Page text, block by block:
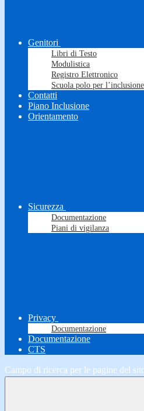
Genitori
Libri di Testo
Modulistica
Registro Elettronico
Scuola polo per l’inclusione
Contatti
Piano Inclusione
Orientamento
Sicurezza
Documentazione
Piani di vigilanza
Privacy
Documentazione
Documentazione
CTS
Campo di ricerca per le pagine del